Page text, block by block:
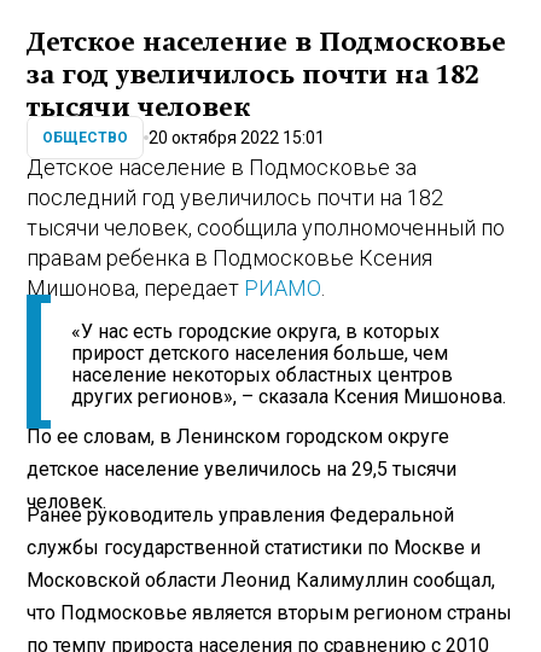
Детское население в Подмосковье
за год увеличилось почти на 182
тысячи человек
ОБЩЕСТВО 20 октября 2022 15:01
Детское население в Подмосковье за
последний год увеличилось почти на 182
тысячи человек, сообщила уполномоченный по
правам ребенка в Подмосковье Ксения
Мишонова, передает РИАМО
«У нас есть городские округа, в которых
прирост детского населения больше, чем
население некоторых областных центров
других регионов», – сказала Ксения Мишонова.
По ее словам, в Ленинском городском округе
детское население увеличилось на 29,5 тысячи
человек.
Ранее руководитель управления Федеральной
службы государственной статистики по Москве и
Московской области Леонид Калимуллин сообщал,
что Подмосковье является вторым регионом страны
по темпу прироста населения по сравнению с 2010